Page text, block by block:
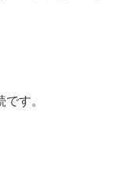
す。